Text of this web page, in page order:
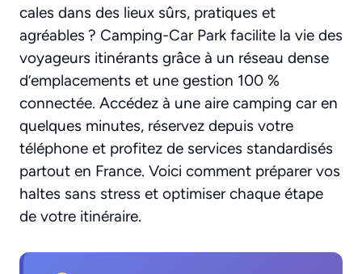
cales dans des lieux sûrs, pratiques et
agréables ? Camping-Car Park facilite la vie des
voyageurs itinérants grâce à un réseau dense
d’emplacements et une gestion 100 %
connectée. Accédez à une aire camping caren
quelques minutes, réservez depuis votre
téléphone et profitez de services standardisés
partout en France. Voici comment préparer vos
haltes sans stress et optimiser chaque étape
de votre itinéraire.